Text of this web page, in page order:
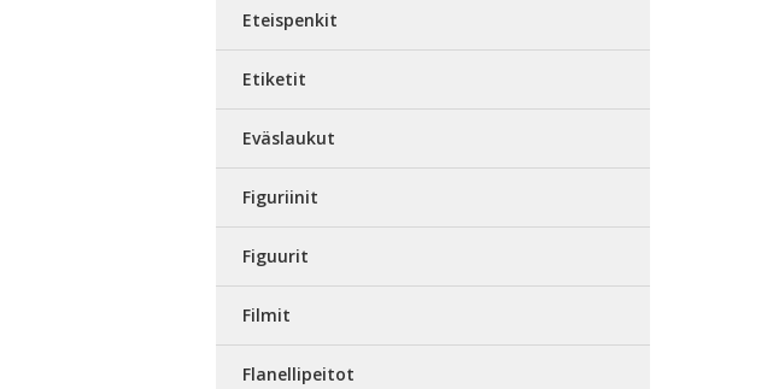
Eteispenkit
Etiketit
Eväslaukut
Figuriinit
Figuurit
Filmit
Flanellipeitot